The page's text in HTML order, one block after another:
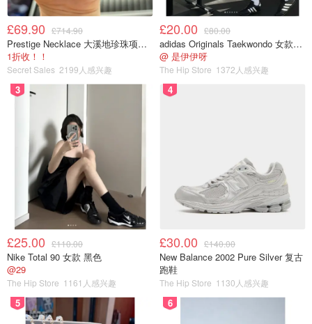
£69.90 £714.90
Prestige Necklace 大溪地珍珠项链 10-11mm
1折收！！
Secret Sales 2199人感兴趣
£20.00 £80.00
adidas Originals Taekwondo 女款黑色运动鞋
@ 是伊伊呀
The Hip Store 1372人感兴趣
3
£25.00 £110.00
Nike Total 90 女款 黑色
@29
The Hip Store 1161人感兴趣
4
£30.00 £140.00
New Balance 2002 Pure Silver 复古
跑鞋
The Hip Store 1130人感兴趣
5 6